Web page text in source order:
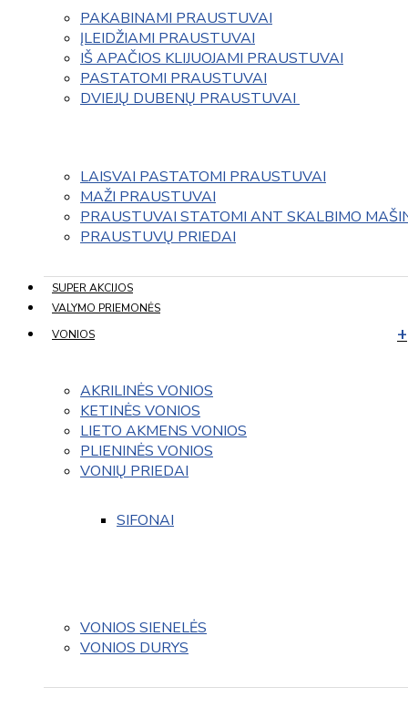
PAKABINAMI PRAUSTUVAI
ĮLEIDŽIAMI PRAUSTUVAI
IŠ APAČIOS KLIJUOJAMI PRAUSTUVAI
PASTATOMI PRAUSTUVAI
DVIEJŲ DUBENŲ PRAUSTUVAI
LAISVAI PASTATOMI PRAUSTUVAI
MAŽI PRAUSTUVAI
PRAUSTUVAI STATOMI ANT SKALBIMO
PRAUSTUVŲ PRIEDAI
SUPER AKCIJOS
VALYMO PRIEMONĖS
VONIOS
AKRILINĖS VONIOS
KETINĖS VONIOS
LIETO AKMENS VONIOS
PLIENINĖS VONIOS
VONIŲ PRIEDAI
SIFONAI
VONIOS SIENELĖS
VONIOS DURYS